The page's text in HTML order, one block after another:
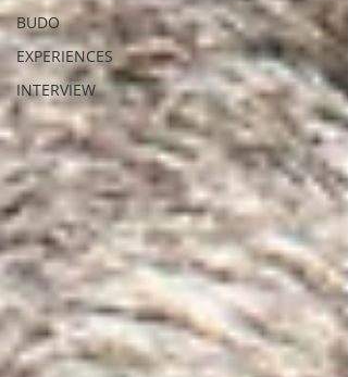
BUDO
EXPERIENCES
INTERVIEW